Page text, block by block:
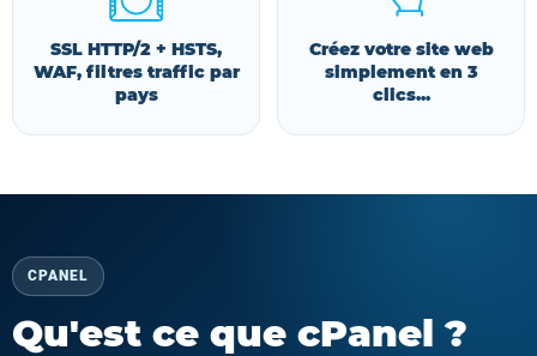
SSL HTTP/2 + HSTS,
WAF, filtres traffic par
pays
Créez votre site web
simplement en 3
clics...
CPANEL
Qu'est ce que cPanel ?